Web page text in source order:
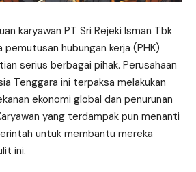
karyawan PT Sri Rejeki Isman Tbk
hubungan kerja (PHK)
serius berbagai pihak. Perusahaan
Tenggara ini terpaksa melakukan
ekonomi global dan penurunan
yang terdampak pun menanti
untuk membantu mereka
ini.